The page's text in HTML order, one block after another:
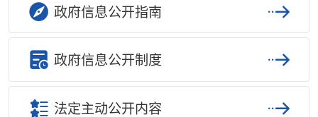
政府信息公开指南
政府信息公开制度
法定主动公开内容